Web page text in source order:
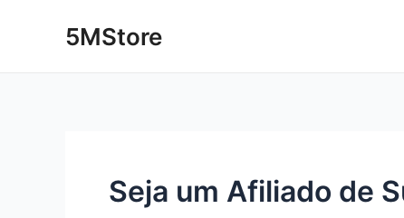
5MStore
Seja um Afiliado de
navigation